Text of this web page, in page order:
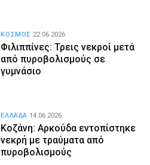
Φιλιππίνες: Τρεις νεκροί μετά
από πυροβολισμούς σε
γυμνάσιο
ΚΟΣΜΟΣ 22.06.2026
Κοζάνη: Αρκούδα εντοπίστηκε
νεκρή με τραύματα από
πυροβολισμούς
ΕΛΛΑΔΑ 14.06.2026